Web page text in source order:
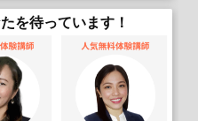
を待っています！